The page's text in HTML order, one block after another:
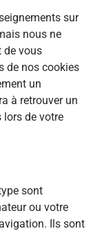
sur
nous ne
de vous
de nos cookies
un
à retrouver un
lors de votre
sont
ou votre
Ils sont